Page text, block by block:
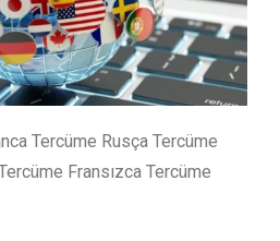
Tercüme Rusça Tercüme
Fransızca Tercüme